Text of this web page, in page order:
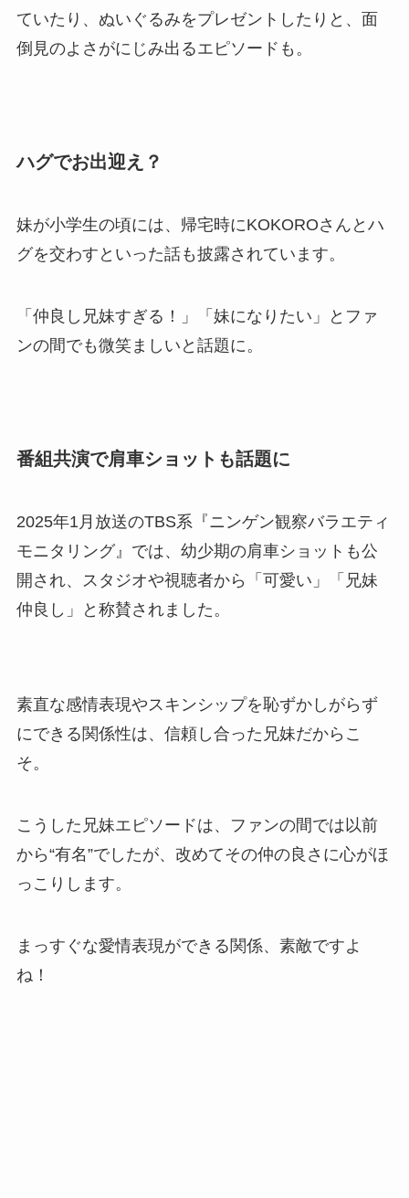
ていたり、ぬいぐるみをプレゼントしたりと、面
倒見のよさがにじみ出るエピソードも。
ハグでお出迎え？
妹が小学生の頃には、帰宅時にKOKOROさんとハ
グを交わすといった話も披露されています。
「仲良し兄妹すぎる！」「妹になりたい」とファ
ンの間でも微笑ましいと話題に。
番組共演で肩車ショットも話題に
2025年1月放送のTBS系『ニンゲン観察バラエティ
モニタリング』では、幼少期の肩車ショットも公
開され、スタジオや視聴者から「可愛い」「兄妹
仲良し」と称賛されました。
素直な感情表現やスキンシップを恥ずかしがらず
にできる関係性は、信頼し合った兄妹だからこ
そ。
こうした兄妹エピソードは、ファンの間では以前
から“有名”でしたが、改めてその仲の良さに心がほ
っこりします。
まっすぐな愛情表現ができる関係、素敵ですよ
ね！